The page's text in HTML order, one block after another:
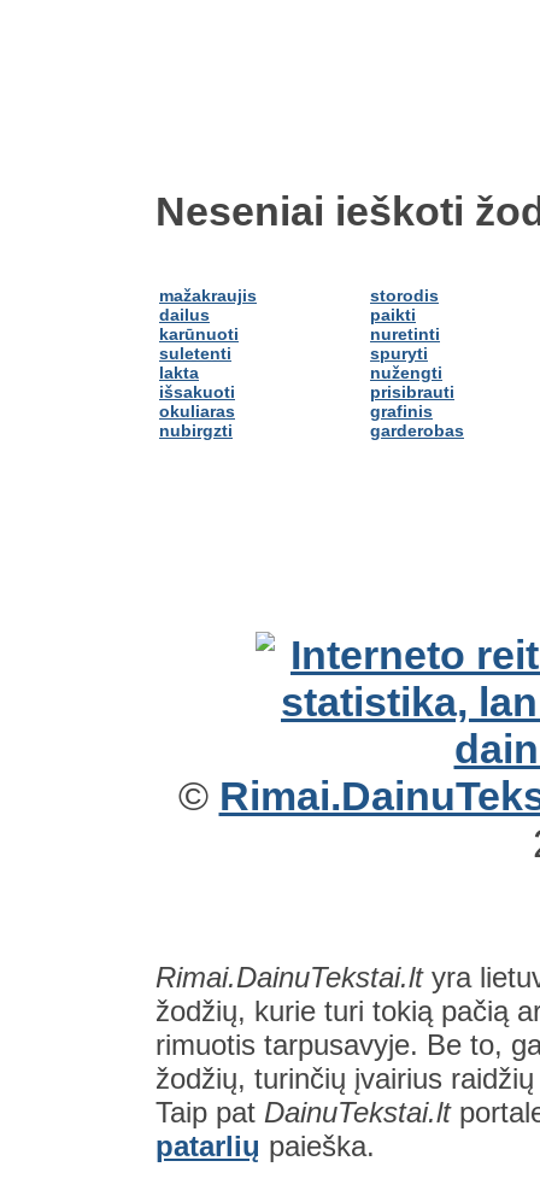
Neseniai ieškoti
mažakraujis
dailus
karūnuoti
suletenti
lakta
išsakuoti
okuliaras
nubirgzti
storodis
paikti
nuretinti
spuryti
nužengti
prisibrauti
grafinis
garderobas
©
Rimai.DainuTekstai.ltyra
žodžių, kurie turi tokią pačią
rimuotis tarpusavyje. Be to,
žodžių, turinčių įvairius
Taip pat DainuTekstai.lt
patarlių paieška.